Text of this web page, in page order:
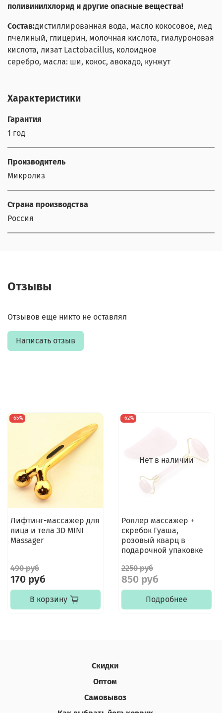
поливинилхлорид и другие опасные вещества!
Состав:дистиллированная вода, масло кокосовое, мед
пчелиный, глицерин, молочная кислота, гиалуроновая
кислота, лизат Lactobacillus, колоидное
серебро, масла: ши, кокос, авокадо, кунжут
Характеристики
Гарантия
1 год
Производитель
Микролиз
Страна производства
Россия
Отзывы
Отзывов еще никто не оставлял
Написать отзыв
-65%
Лифтинг-массажер для
лица и тела 3D MINI
Massager
490 руб
170 руб
В корзину
Нет в наличии
-62%
Роллер массажер +
скребок Гуаша,
розовый кварц в
подарочной упаковке
2250 руб
850 руб
Подробнее
Скидки
Оптом
Самовывоз